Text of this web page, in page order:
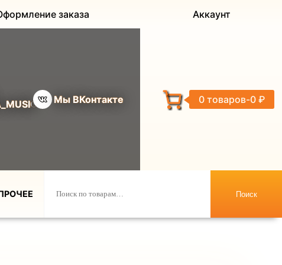
заказа Аккаунт
Мы ВКонтакте 0 товаров 0 ₽
Поиск